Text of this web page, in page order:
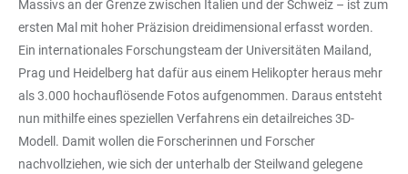
Massivs an der Grenze zwischen Italien und der Schweiz – ist zum
ersten Mal mit hoher Präzision dreidimensional erfasst worden.
Ein internationales Forschungsteam der Universitäten Mailand,
Prag und Heidelberg hat dafür aus einem Helikopter heraus mehr
als 3.000 hochauflösende Fotos aufgenommen. Daraus entsteht
nun mithilfe eines speziellen Verfahrens ein detailreiches 3D-
Modell. Damit wollen die Forscherinnen und Forscher
nachvollziehen, wie sich der unterhalb der Steilwand gelegene